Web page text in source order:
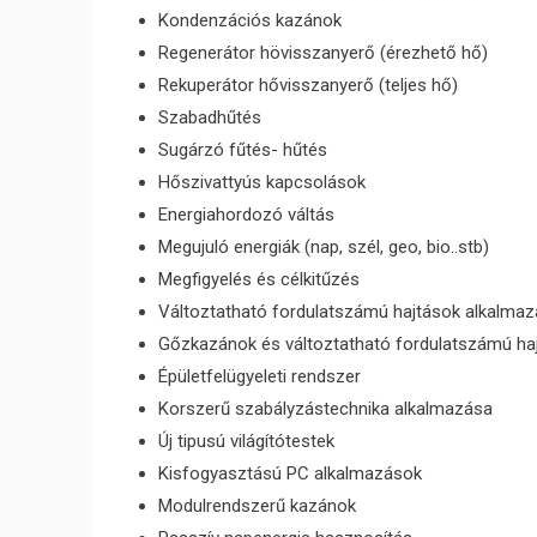
Kondenzációs kazánok
Regenerátor hövisszanyerő (érezhető hő)
Rekuperátor hővisszanyerő (teljes hő)
Szabadhűtés
Sugárzó fűtés- hűtés
Hőszivattyús kapcsolások
Energiahordozó váltás
Megujuló energiák (nap, szél, geo, bio..stb)
Megfigyelés és célkitűzés
Változtatható fordulatszámú hajtások
Gőzkazánok és változtatható fordulatszámú
Épületfelügyeleti rendszer
Korszerű szabályzástechnika alkalmazása
Új tipusú világítótestek
Kisfogyasztású PC alkalmazások
Modulrendszerű kazánok